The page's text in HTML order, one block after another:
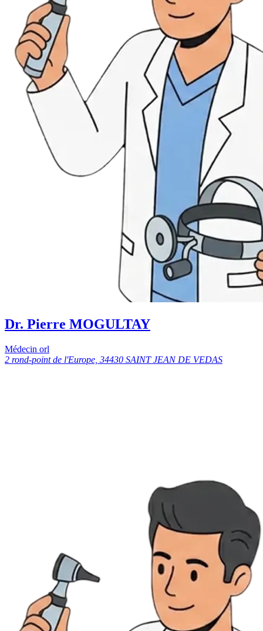
Dr. Pierre MOGULTAY
Médecin orl
2 rond-point de l'Europe, 34430 SAINT JEAN DE VEDAS